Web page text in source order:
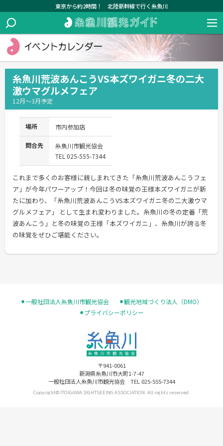
東京から約2時間！ 北陸新幹線で行く糸魚川
糸魚川荒波あんこうVS本ズワイガニ冬の二大
激ウマグルメフェア
12月～3月予定
場所 市内参加店
問合先
糸魚川市観光協会
TEL 025-555-7344
これまで多くのお客様に親しまれてきた「糸魚川荒波あんこうフェ
ア」が今年パワーアップ！今回は冬の味覚の王様本ズワイガニが新
たに加わり、「糸魚川荒波あんこうVS本ズワイガニ冬の二大激ウマ
グルメフェア」 として生まれ変わりました。糸魚川の冬の定番「荒
波あんこう」と冬の味覚の王様「本ズワイガニ」、糸魚川が誇る冬
の味覚をぜひご堪能ください。
⚫︎一般社団法人糸魚川市観光協会
⚫︎観光地域づくり法人（DMO）
⚫︎プライバシーポリシー
〒941-0061
新潟県糸魚川市大町1-7-47
一般社団法人糸魚川市観光協会 TEL 025-555-7344
Copyright© ITOIGAWA SIGHTSEEING ASSOCIATION. All rights reserved.